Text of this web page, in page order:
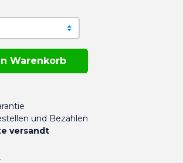
Warenkorb
und Bezahlen
versandt